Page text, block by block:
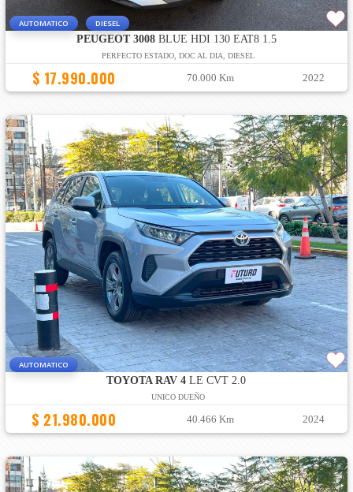
AUTOMATICO DIESEL
PEUGEOT 3008BLUE HDI 130 EAT8 1.5
PERFECTO ESTADO, DOC AL DIA, DIESEL
$ 17.990.000 70.000 Km 2022
AUTOMATICO
TOYOTA RAV 4 LE CVT 2.0
UNICO DUEÑO
$ 21.980.000 40.466 Km 2024